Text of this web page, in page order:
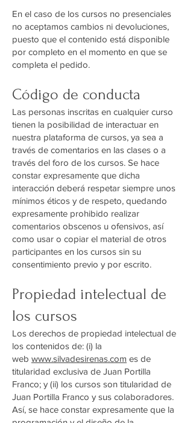
En el caso de los cursos no presenciales
no aceptamos cambios ni devoluciones,
puesto que el contenido está disponible
por completo en el momento en que se
completa el pedido.
Código de conducta
Las personas inscritas en cualquier curso
tienen la posibilidad de interactuar en
nuestra plataforma de cursos, ya sea a
través de comentarios en las clases o a
través del foro de los cursos. Se hace
constar expresamente que dicha
interacción deberá respetar siempre unos
mínimos éticos y de respeto, quedando
expresamente prohibido realizar
comentarios obscenos u ofensivos, así
como usar o copiar el material de otros
participantes en los cursos sin su
consentimiento previo y por escrito.
Propiedad intelectual de
los cursos
Los derechos de propiedad intelectual de
los contenidos de: (i) la
web www.silvadesirenas.com es de
titularidad exclusiva de Juan Portilla
Franco; y (ii) los cursos son titularidad de
Juan Portilla Franco y sus colaboradores.
Así, se hace constar expresamente que la